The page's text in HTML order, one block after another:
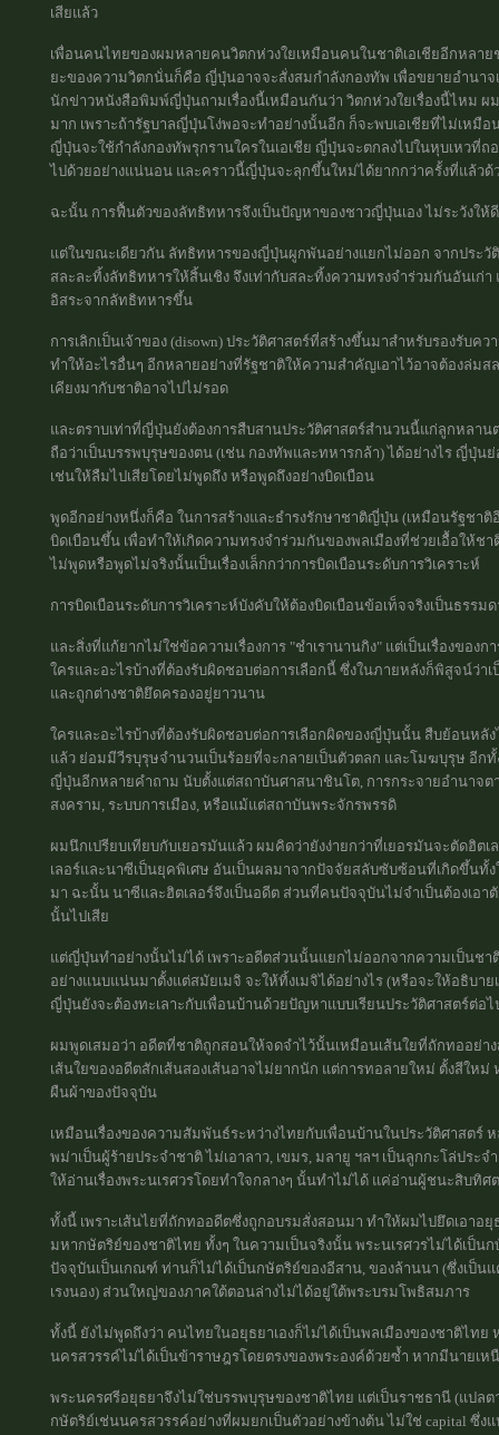
เสียแล้ว
เพื่อนคนไทยของผมหลายคนวิตกห่วงใยเหมือนคนในชาติเอเชียอีกหลา
ยะของความวิตกนั่นก็คือ ญี่ปุ่นอาจจะสั่งสมกำลังกองทัพ เพื่อขยายอำนาจ
นักข่าวหนังสือพิมพ์ญี่ปุ่นถามเรื่องนี้เหมือนกันว่า วิตกห่วงใยเรื่องนี้ไหม ผ
มาก เพราะถ้ารัฐบาลญี่ปุ่นโง่พอจะทำอย่างนั้นอีก ก็จะพบเอเชียที่ไม่เหมื
ญี่ปุ่นจะใช้กำลังกองทัพรุกรานใครในเอเชีย ญี่ปุ่นจะตกลงไปในหุบเหวที่
ไปด้วยอย่างแน่นอน และคราวนี้ญี่ปุ่นจะลุกขึ้นใหม่ได้ยากกว่าครั้งที่แล้วด้
ฉะนั้น การฟื้นตัวของลัทธิทหารจึงเป็นปัญหาของชาวญี่ปุ่นเอง ไม่ระวังให้
แต่ในขณะเดียวกัน ลัทธิทหารของญี่ปุ่นผูกพันอย่างแยกไม่ออก จากประ
สละละทิ้งลัทธิทหารให้สิ้นเชิง จึงเท่ากับสละทิ้งความทรงจำร่วมกันอันเก่
อิสระจากลัทธิทหารขึ้น
การเลิกเป็นเจ้าของ (disown) ประวัติศาสตร์ที่สร้างขึ้นมาสำหรับรองรับค
ทำให้อะไรอื่นๆ อีกหลายอย่างที่รัฐชาติให้ความสำคัญเอาไว้อาจต้องล่ม
เคียงมากับชาติอาจไปไม่รอด
และตราบเท่าที่ญี่ปุ่นยังต้องการสืบสานประวัติศาสตร์สำนวนนี้แก่ลูกหลา
ถือว่าเป็นบรรพบุรุษของตน (เช่น กองทัพและทหารกล้า) ได้อย่างไร ญี่ปุ่น
เช่นให้ลืมไปเสียโดยไม่พูดถึง หรือพูดถึงอย่างบิดเบือน
พูดอีกอย่างหนึ่งก็คือ ในการสร้างและธำรงรักษาชาติญี่ปุ่น (เหมือนรัฐชา
บิดเบือนขึ้น เพื่อทำให้เกิดความทรงจำร่วมกันของพลเมืองที่ช่วยเอื้อให้ช
ไม่พูดหรือพูดไม่จริงนั้นเป็นเรื่องเล็กกว่าการบิดเบือนระดับการวิเคราะห์
การบิดเบือนระดับการวิเคราะห์บังคับให้ต้องบิดเบือนข้อเท็จจริงเป็นธรรมด
และสิ่งที่แก้ยากไม่ใช่ข้อความเรื่องการ "ชำเรานานกิง" แต่เป็นเรื่องของ
ใครและอะไรบ้างที่ต้องรับผิดชอบต่อการเลือกนี้ ซึ่งในภายหลังก็พิสูจน์ว่า
และถูกต่างชาติยึดครองอยู่ยาวนาน
ใครและอะไรบ้างที่ต้องรับผิดชอบต่อการเลือกผิดของญี่ปุ่นนั้น สืบย้อนหลั
แล้ว ย่อมมีวีรบุรุษจำนวนเป็นร้อยที่จะกลายเป็นตัวตลก และโมฆบุรุษ อีก
ญี่ปุ่นอีกหลายคำถาม นับตั้งแต่สถาบันศาสนาชินโต, การกระจายอำนาจ
สงคราม, ระบบการเมือง, หรือแม้แต่สถาบันพระจักรพรรดิ
ผมนึกเปรียบเทียบกับเยอรมันแล้ว ผมคิดว่ายังง่ายกว่าที่เยอรมันจะตัดฮิต
เลอร์และนาซีเป็นยุคพิเศษ อันเป็นผลมาจากปัจจัยสลับซับซ้อนที่เกิดขึ้นทั้
มา ฉะนั้น นาซีและฮิตเลอร์จึงเป็นอดีต ส่วนที่คนปัจจุบันไม่จำเป็นต้องเอา
นั้นไปเสีย
แต่ญี่ปุ่นทำอย่างนั้นไม่ได้ เพราะอดีตส่วนนั้นแยกไม่ออกจากความเป็นช
อย่างแนบแน่นมาตั้งแต่สมัยเมจิ จะให้ทิ้งเมจิได้อย่างไร (หรือจะให้อธิบา
ญี่ปุ่นยังจะต้องทะเลาะกับเพื่อนบ้านด้วยปัญหาแบบเรียนประวัติศาสตร์ต่อ
ผมพูดเสมอว่า อดีตที่ชาติถูกสอนให้จดจำไว้นั้นเหมือนเส้นใยที่ถักทออย่
เส้นใยของอดีตสักเส้นสองเส้นอาจไม่ยากนัก แต่การทอลายใหม่ ตั้งสีให
ผืนผ้าของปัจจุบัน
เหมือนเรื่องของความสัมพันธ์ระหว่างไทยกับเพื่อนบ้านในประวัติศาสตร์
พม่าเป็นผู้ร้ายประจำชาติ ไม่เอาลาว, เขมร, มลายู ฯลฯ เป็นลูกกะโล่ปร
ให้อ่านเรื่องพระนเรศวรโดยทำใจกลางๆ นั้นทำไม่ได้ แค่อ่านผู้ชนะสิบทิศ
ทั้งนี้ เพราะเส้นไยที่ถักทออดีตซึ่งถูกอบรมสั่งสอนมา ทำให้ผมไปยึดเอาอยุ
มหากษัตริย์ของชาติไทย ทั้งๆ ในความเป็นจริงนั้น พระนเรศวรไม่ได้เป็
ปัจจุบันเป็นเกณฑ์ ท่านก็ไม่ได้เป็นกษัตริย์ของอีสาน, ของล้านนา (ซึ่งเป็นแ
เรงนอง) ส่วนใหญ่ของภาคใต้ตอนล่างไม่ได้อยู่ใต้พระบรมโพธิสมภาร
ทั้งนี้ ยังไม่พูดถึงว่า คนไทยในอยุธยาเองก็ไม่ได้เป็นพลเมืองของชาติไท
นครสวรรค์ไม่ได้เป็นข้าราษฎรโดยตรงของพระองค์ด้วยซ้ำ หากมีนายเ
พระนครศรีอยุธยาจึงไม่ใช่บรรพบุรุษของชาติไทย แต่เป็นราชธานี (แปล
กษัตริย์เช่นนครสวรรค์อย่างที่ผมยกเป็นตัวอย่างข้างต้น ไม่ใช่ capital ซึ่